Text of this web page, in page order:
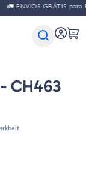
🚛 ENVIOS GRÁTIS para
CH463